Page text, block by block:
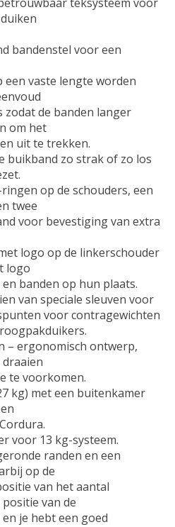
bandenstel voor een
een vaste lengte worden
zodat de banden langer
om het
uit te trekken.
buikband zo strak of zo los
op de schouders, een
twee
voor bevestiging van extra
logo op de linkerschouder
logo
banden op hun plaats.
van speciale sleuven voor
voor contragewichten
– ergonomisch ontwerp,
te voorkomen.
kg) met een buitenkamer
voor 13 kg-systeem.
randen en een
op de
van het aantal
van de
je hebt een goed